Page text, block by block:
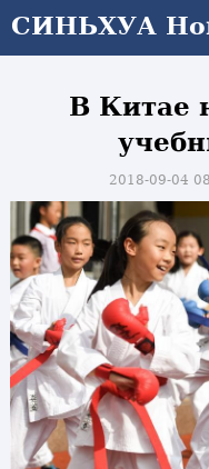
СИНЬХУА
В Китае
2018-09-04